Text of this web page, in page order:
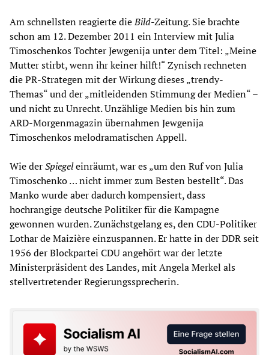
Am schnellsten reagierte dieBild-Zeitung. Sie brachte
schon am 12. Dezember 2011 ein Interview mit Julia
Timoschenkos Tochter Jewgenija unter dem Titel: „Meine
Mutter stirbt, wenn ihr keiner hilft!“ Zynisch rechneten
die PR-Strategen mit der Wirkung dieses „trendy-
Themas“ und der „mitleidenden Stimmung der Medien“ –
und nicht zu Unrecht. Unzählige Medien bis hin zum
ARD-Morgenmagazin übernahmen Jewgenija
Timoschenkos melodramatischen Appell.
Wie derSpiegeleinräumt, war es „um den Ruf von Julia
Timoschenko … nicht immer zum Besten bestellt“. Das
Manko wurde aber dadurch kompensiert, dass
hochrangige deutsche Politiker für die Kampagne
gewonnen wurden. Zunächstgelang es, den CDU-Politiker
Lothar de Maizière einzuspannen. Er hatte in der DDR seit
1956 der Blockpartei CDU angehört war der letzte
Ministerpräsident des Landes, mit Angela Merkel als
stellvertretender Regierungssprecherin.